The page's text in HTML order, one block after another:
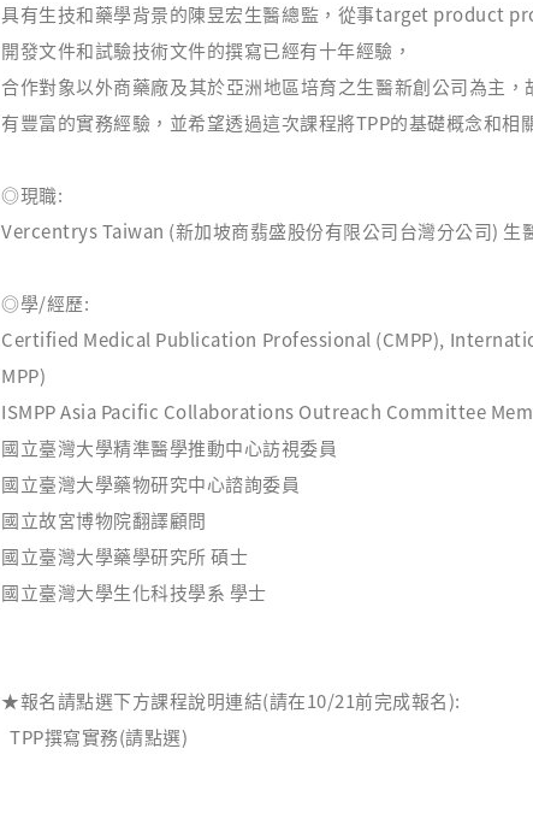
具有生技和藥學背景的陳昱宏生醫總監，從事target product
開發文件和試驗技術文件的撰寫已經有十年經驗，
合作對象以外商藥廠及其於亞洲地區培育之生醫新創公司為主
有豐富的實務經驗，並希望透過這次課程將TPP的基礎概念和相
◎現職:
Vercentrys Taiwan (新加坡商翡盛股份有限公司台灣分公司) 生
◎學/經歷:
Certified Medical Publication Professional (CMPP),
MPP)
ISMPP Asia Pacific Collaborations Outreach Committee
國立臺灣大學精準醫學推動中心訪視委員
國立臺灣大學藥物研究中心諮詢委員
國立故宮博物院翻譯顧問
國立臺灣大學藥學研究所 碩士
國立臺灣大學生化科技學系 學士
★報名請點選下方課程說明連結(請在10/21前完成報名):
TPP撰寫實務(請點選)